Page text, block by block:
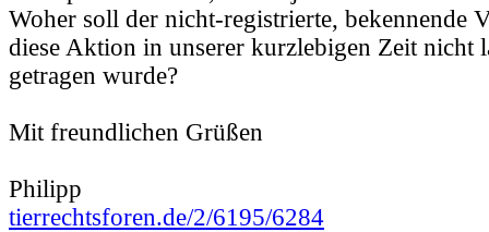
Woher soll der nicht-registrierte, bekennende
diese Aktion in unserer kurzlebigen Zeit nicht
getragen wurde?
Mit freundlichen Grüßen
Philipp
tierrechtsforen.de/2/6195/6284